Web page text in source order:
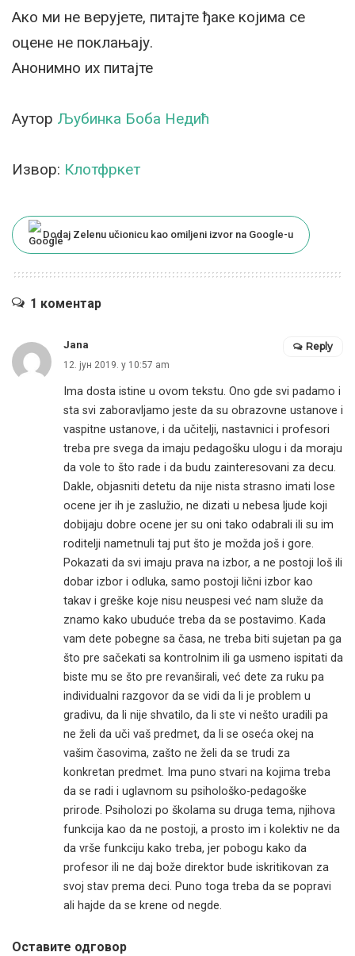
Ако ми не верујете, питајте ђаке којима се
оцене не поклањају.
Анонимно их питајте
Аутор Љубинка Боба Недић
Извор: Клотфркет
Dodaj Zelenu učionicu kao omiljeni izvor na Google-u
1 коментар
Jana
12. јун 2019. у 10:57 am
Ima dosta istine u ovom tekstu. Ono gde svi padamo i
sta svi zaboravljamo jeste da su obrazovne ustanove i
vaspitne ustanove, i da učitelji, nastavnici i profesori
treba pre svega da imaju pedagošku ulogu i da moraju
da vole to što rade i da budu zainteresovani za decu.
Dakle, objasniti detetu da nije nista strasno imati lose
ocene jer ih je zaslužio, ne dizati u nebesa ljude koji
dobijaju dobre ocene jer su oni tako odabrali ili su im
roditelji nametnuli taj put što je možda još i gore.
Pokazati da svi imaju prava na izbor, a ne postoji loš ili
dobar izbor i odluka, samo postoji lični izbor kao
takav i greške koje nisu neuspesi već nam služe da
znamo kako ubuduće treba da se postavimo. Kada
vam dete pobegne sa časa, ne treba biti sujetan pa ga
što pre sačekati sa kontrolnim ili ga usmeno ispitati da
biste mu se što pre revanširali, već dete za ruku pa
individualni razgovor da se vidi da li je problem u
gradivu, da li nije shvatilo, da li ste vi nešto uradili pa
ne želi da uči vaš predmet, da li se oseća okej na
vašim časovima, zašto ne želi da se trudi za
konkretan predmet. Ima puno stvari na kojima treba
da se radi i uglavnom su psihološko-pedagoške
prirode. Psiholozi po školama su druga tema, njihova
funkcija kao da ne postoji, a prosto im i kolektiv ne da
da vrše funkciju kako treba, jer pobogu kako da
profesor ili ne daj bože direktor bude iskritikovan za
svoj stav prema deci. Puno toga treba da se popravi
ali hajde da se krene od negde.
Reply
Оставите одговор